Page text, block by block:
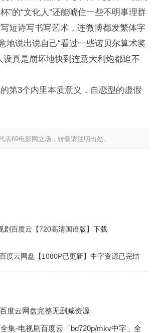
”的“文化人”还能唬住一些不明事理群
短诗写书写艺术，连微博都发繁体字
地说出说自己“看过一些诺贝尔算术奖
设真是崩坏地快到连意大利炮都追不
第3个内里本质意义，自恋型的虚假
表69电影网立场，转载请注明出处。
剧百度云【720高清国语版】下载
度云网盘【1080P已更新】中字资源已完结
度云网盘完整无删减资源
全集-电视剧百度云「bd720p/mkv中字」全